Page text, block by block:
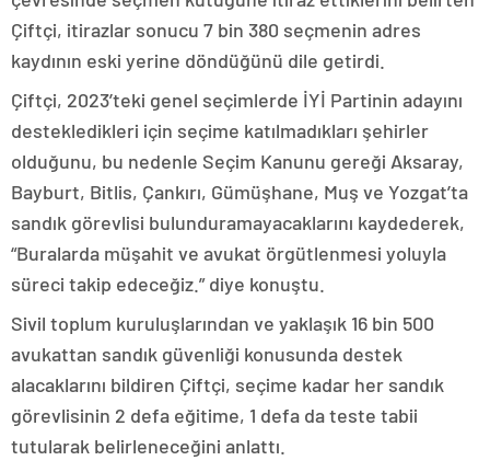
Çiftçi, itirazlar sonucu 7 bin 380 seçmenin adres
kaydının eski yerine döndüğünü dile getirdi.
Çiftçi, 2023’teki genel seçimlerde İYİ Partinin adayını
destekledikleri için seçime katılmadıkları şehirler
olduğunu, bu nedenle Seçim Kanunu gereği Aksaray,
Bayburt, Bitlis, Çankırı, Gümüşhane, Muş ve Yozgat’ta
sandık görevlisi bulunduramayacaklarını kaydederek,
“Buralarda müşahit ve avukat örgütlenmesi yoluyla
süreci takip edeceğiz.” diye konuştu.
Sivil toplum kuruluşlarından ve yaklaşık 16 bin 500
avukattan sandık güvenliği konusunda destek
alacaklarını bildiren Çiftçi, seçime kadar her sandık
görevlisinin 2 defa eğitime, 1 defa da teste tabii
tutularak belirleneceğini anlattı.